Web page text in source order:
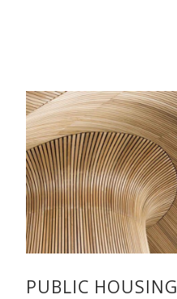
PUBLIC HOUSING